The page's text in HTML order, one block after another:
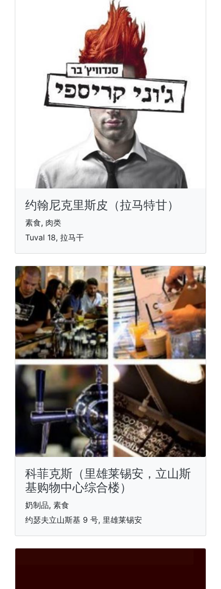
约翰尼克里斯皮（拉马特甘）
素食, 肉类
Tuval 18, 拉马干
科菲克斯（里雄莱锡安，立山斯
基购物中心综合楼）
奶制品, 素食
约瑟夫立山斯基 9 号, 里雄莱锡安